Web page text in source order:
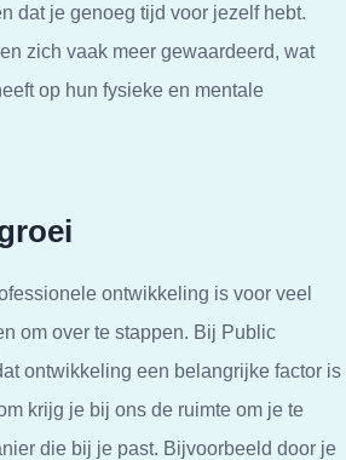
dat je genoeg tijd voor jezelf hebt.
zich vaak meer gewaardeerd, wat
op hun fysieke en mentale
ontwikkeling is voor veel
om over te stappen. Bij Public
ontwikkeling een belangrijke factor is
krijg je bij ons de ruimte om je te
die bij je past. Bijvoorbeeld door je